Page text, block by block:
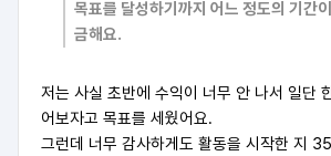
목표를 달성하기까지 어느 정도의 기간
금해요.
저는 사실 초반에 수익이 너무 안 나서 일단
어보자고 목표를 세웠어요.
그런데 너무 감사하게도 활동을 시작한 지